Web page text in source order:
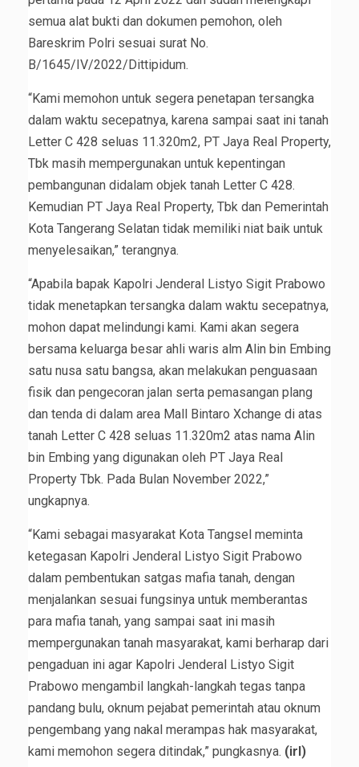
semua alat bukti dan dokumen pemohon, oleh
Bareskrim Polri sesuai surat No.
B/1645/IV/2022/Dittipidum.
“Kami memohon untuk segera penetapan tersangka
dalam waktu secepatnya, karena sampai saat ini tanah
Letter C 428 seluas 11.320m2, PT Jaya Real Property,
Tbk masih mempergunakan untuk kepentingan
pembangunan didalam objek tanah Letter C 428.
Kemudian PT Jaya Real Property, Tbk dan Pemerintah
Kota Tangerang Selatan tidak memiliki niat baik untuk
menyelesaikan,” terangnya.
“Apabila bapak Kapolri Jenderal Listyo Sigit Prabowo
tidak menetapkan tersangka dalam waktu secepatnya,
mohon dapat melindungi kami. Kami akan segera
bersama keluarga besar ahli waris alm Alin bin Embing
satu nusa satu bangsa, akan melakukan penguasaan
fisik dan pengecoran jalan serta pemasangan plang
dan tenda di dalam area Mall Bintaro Xchange di atas
tanah Letter C 428 seluas 11.320m2 atas nama Alin
bin Embing yang digunakan oleh PT Jaya Real
Property Tbk. Pada Bulan November 2022,”
ungkapnya.
“Kami sebagai masyarakat Kota Tangsel meminta
ketegasan Kapolri Jenderal Listyo Sigit Prabowo
dalam pembentukan satgas mafia tanah, dengan
menjalankan sesuai fungsinya untuk memberantas
para mafia tanah, yang sampai saat ini masih
mempergunakan tanah masyarakat, kami berharap dari
pengaduan ini agar Kapolri Jenderal Listyo Sigit
Prabowo mengambil langkah-langkah tegas tanpa
pandang bulu, oknum pejabat pemerintah atau oknum
pengembang yang nakal merampas hak masyarakat,
kami memohon segera ditindak,” pungkasnya. (irl)